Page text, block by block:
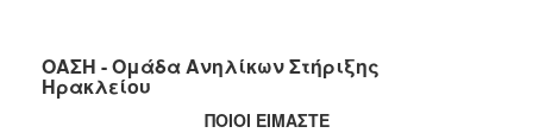
ΟΑΣΗ - Ομάδα Ανηλίκων Στήριξης
Ηρακλείου
ΠΟΙΟΙ ΕΙΜΑΣΤΕ